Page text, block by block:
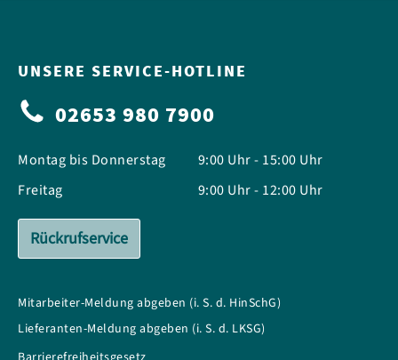
UNSERE SERVICE-HOTLINE
02653 980 7900
Montag bis Donnerstag
Freitag
9:00 Uhr - 15:00 Uhr
9:00 Uhr - 12:00 Uhr
Rückrufservice
Mitarbeiter-Meldung abgeben (i. S. d. HinSchG)
Lieferanten-Meldung abgeben (i. S. d. LKSG)